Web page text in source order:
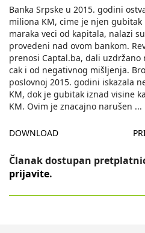
Banka Srpske u 2015. godini
miliona KM, cime je njen gubitak
maraka veci od kapitala, nalazi
provedeni nad ovom bankom.
prenosi Captal.ba, dali
cak i od negativnog mišljenja.
poslovnoj 2015. godini iskazala
KM, dok je gubitak iznad visine
KM. Ovim je znacajno narušen ...
DOWNLOAD
Članak dostupan
prijavite.